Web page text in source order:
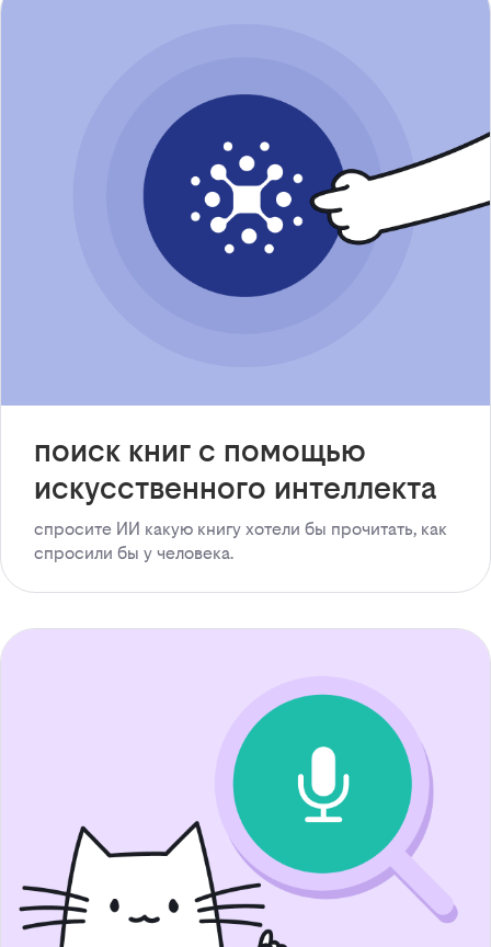
поиск книг с помощью
искусственного интеллекта
спросите ИИ какую книгу хотели бы прочитать, как
спросили бы у человека.